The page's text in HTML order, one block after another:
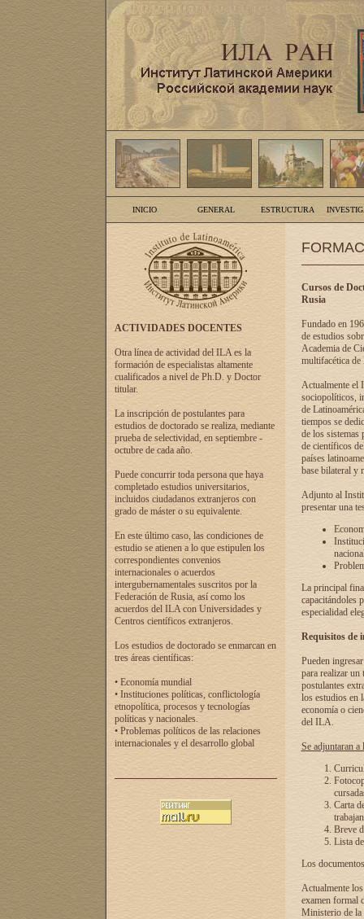
INICIO GENERAL ESTRUCTURA
ACTIVIDADES DOCENTES
Otra línea de actividad del ILA es la
formación de especialistas altamente
cualificados a nivel de Ph.D. y Doctor
titular.
La inscripción de postulantes para
estudios de doctorado se realiza, mediante
prueba de selectividad, en septiembre -
octubre de cada año.
Puede concurrir toda persona que haya
completado estudios universitarios,
incluidos ciudadanos extranjeros con
grado de máster o su equivalente.
En este último caso, las condiciones de
estudio se atienen a lo que estipulen los
correspondientes convenios
internacionales o acuerdos
intergubernamentales suscritos por la
Federación de Rusia, así como los
acuerdos del ILA con Universidades y
Centros científicos extranjeros.
Los estudios de doctorado se enmarcan en
tres áreas científicas:
• Economía mundial
• Instituciones políticas, conflictología
etnopolítica, procesos y tecnologías
políticas y nacionales.
• Problemas políticos de las relaciones
internacionales y el desarrollo global
Cursos de
Rusia
Fundado en
de estudios
Academia de
multifacética de
Actualmente el
sociopolíticos,
de
tiempos se
de los sistemas
de científicos
países
base bilateral y
Adjunto al
presentar una
La principal
capacitándoles
especialidad
Requisitos de
Pueden
para realizar un
postulantes
los estudios en
economía o
del ILA.
Se adjuntaran a
Carta
Breve
Lista
Los
Actualmente
examen formal
Ministerio de la